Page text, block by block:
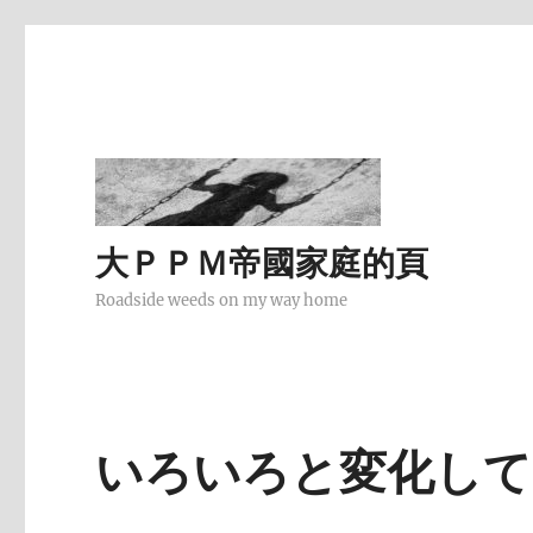
大ＰＰＭ帝國家庭的頁
Roadside weeds on my way home
いろいろと変化し